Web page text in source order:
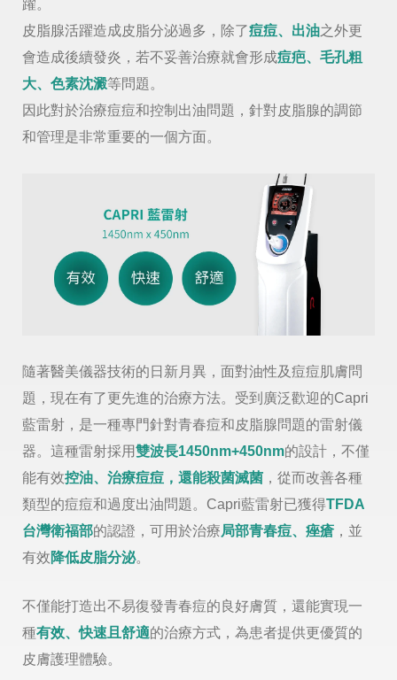
躍。
皮脂腺活躍造成皮脂分泌過多，除了痘痘、出油之外更
會造成後續發炎，若不妥善治療就會形成痘疤、毛孔粗
大、色素沈澱等問題。
因此對於治療痘痘和控制出油問題，針對皮脂腺的調節
和管理是非常重要的一個方面。
隨著醫美儀器技術的日新月異，面對油性及痘痘肌膚問
題，現在有了更先進的治療方法。受到廣泛歡迎的Capri
藍雷射，是一種專門針對青春痘和皮脂腺問題的雷射儀
器。這種雷射採用雙波長1450nm+450nm的設計，不僅
能有效控油、治療痘痘，還能殺菌滅菌 ，從而改善各種
類型的痘痘和過度出油問題。Capri藍雷射已獲得TFDA
台灣衛福部的認證，可用於治療局部青春痘、痤瘡 ，並
有效降低皮脂分泌。
不僅能打造出不易復發青春痘的良好膚質，還能實現一
種有效、快速且舒適的治療方式，為患者提供更優質的
皮膚護理體驗。